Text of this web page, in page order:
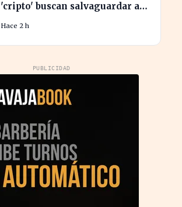
'cripto' buscan salvaguardar a
Hace 2 h
PUBLICIDAD